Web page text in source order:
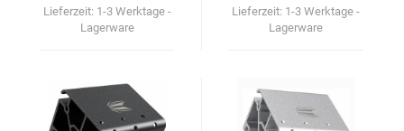
Lieferzeit: 1-3 Werktage -
Lagerware
Lieferzeit: 1-3 Werktage -
Lagerware